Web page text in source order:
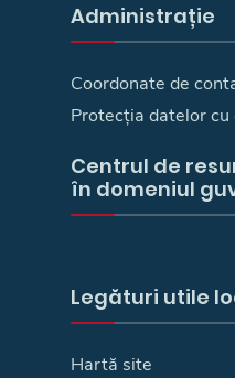
Administrație
Coordonate de
Protecția datelor
Centrul de
în domeniul
Legături utile
Hartă site